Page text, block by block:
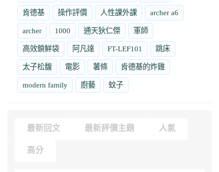
肯德基 操作評價 人性課外課 archer a6
archer 1000 通天狄仁傑 軍師
高效鎖鮮袋 阿凡達 FT-LEF101 跳床
太子松馥 電影 薯條 肯德基的炸雞
modern family 廚藝 蚊子
最新回文 最新評價主題 人氣
高分